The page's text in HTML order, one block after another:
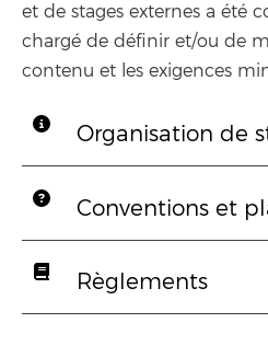
et de stages externes a été
chargé de définir et/ou de
contenu et les exigences
Organisation de
Conventions et
Règlements